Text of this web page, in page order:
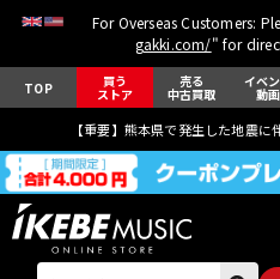
For Overseas Customers:
gakki.com/" for
TOP 買う
ストア
売る
中古買取
イベ
動画
【重要】熊本県で発生した地震